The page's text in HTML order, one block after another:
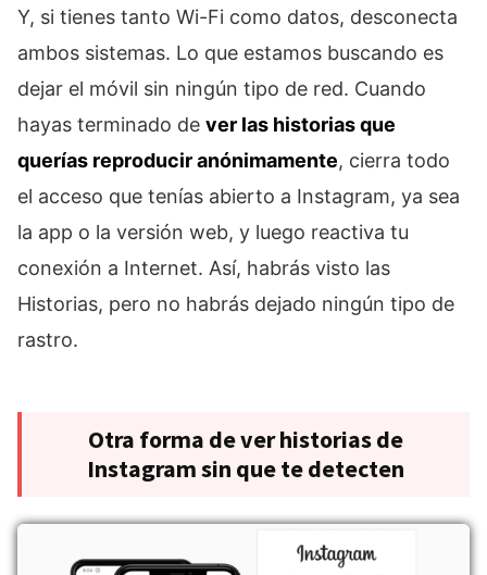
Y, si tienes tanto Wi-Fi como datos, desconecta
ambos sistemas. Lo que estamos buscando es
dejar el móvil sin ningún tipo de red. Cuando
hayas terminado de ver las historias que
querías reproducir anónimamente, cierra todo
el acceso que tenías abierto a Instagram, ya sea
la app o la versión web, y luego reactiva tu
conexión a Internet. Así, habrás visto las
Historias, pero no habrás dejado ningún tipo de
rastro.
Otra forma de ver historias de
Instagram sin que te detecten